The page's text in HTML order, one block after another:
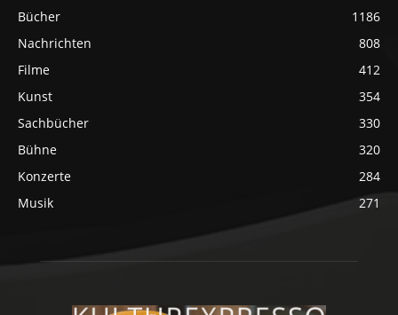
Bücher
1186
Nachrichten
808
Filme
412
Kunst
354
Sachbücher
330
Bühne
320
Konzerte
284
Musik
271